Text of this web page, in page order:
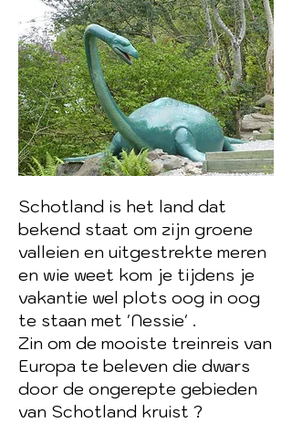
Schotland is het land dat
bekend staat om zijn groene
valleien en uitgestrekte meren
en wie weet kom je tijdens je
vakantie wel plots oog in oog
te staan met 'Nessie' .
Zin om de mooiste treinreis van
Europa te beleven die dwars
door de ongerepte gebieden
van Schotland kruist ?